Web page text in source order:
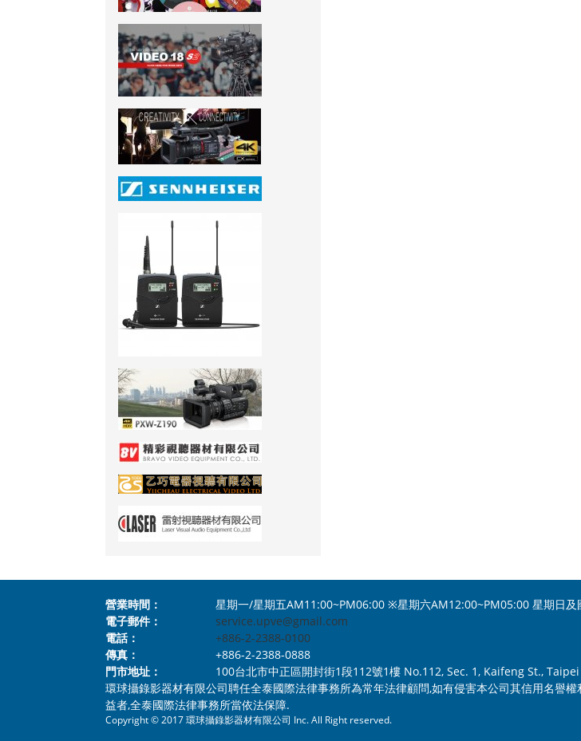
營業時間：
星期一/星期五AM11:00~PM06:00 ※星期六AM12:00~PM05:00 星期日及
電子郵件：
service.upve@gmail.com
電話：
+886-2-2388-0100
傳真：
+886-2-2388-0888
門市地址：
100台北市中正區開封街1段112號1樓 No.112, Sec. 1, Kaifeng St.,
環球攝錄影器材有限公司聘任全泰國際法律事務所為常年法律顧問,如有侵害本公司其信用名譽
益者,全泰國際法律事務所當依法保障.
Copyright © 2017 環球攝錄影器材有限公司 Inc. All Right reserved.